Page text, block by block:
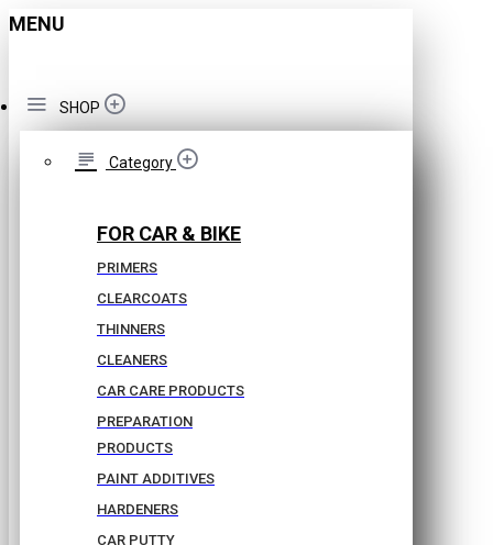
MENU
SHOP
Category
FOR CAR & BIKE
PRIMERS
CLEARCOATS
THINNERS
CLEANERS
CAR CARE PRODUCTS
PREPARATION
PRODUCTS
PAINT ADDITIVES
HARDENERS
CAR PUTTY